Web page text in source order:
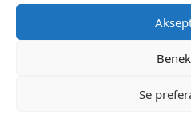
Se
Den myke, fleksible
når den kombineres med
kan du fritt bevege den